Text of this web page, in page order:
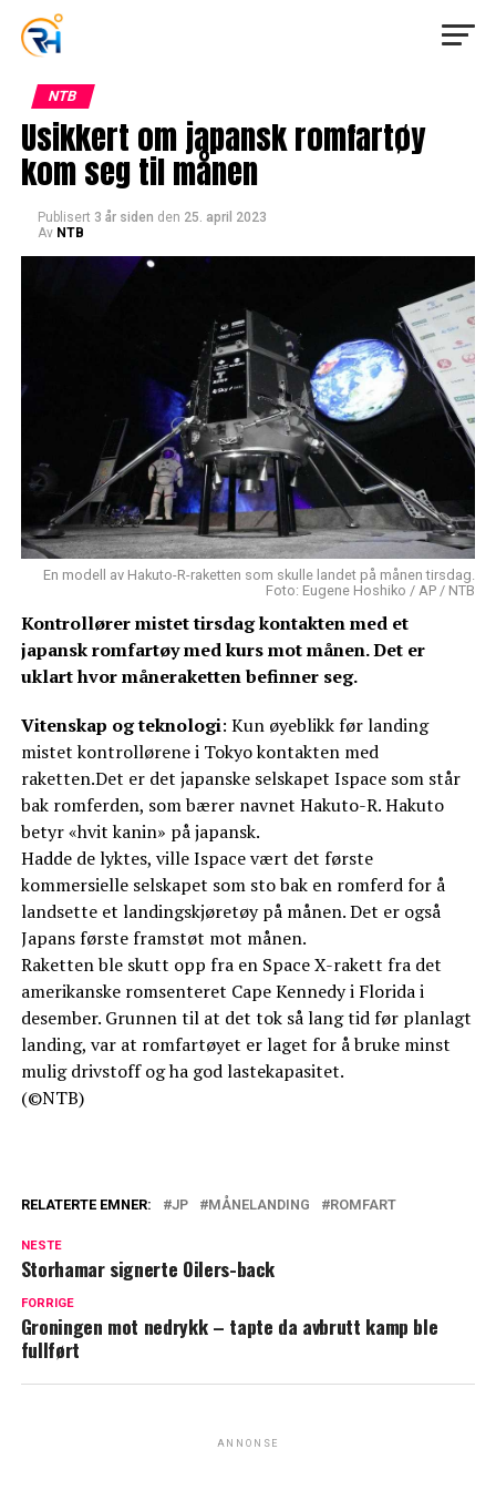
NTB
Usikkert om japansk romfartøy
kom seg til månen
Publisert 3 år siden den 25. april 2023
Av NTB
En modell av Hakuto-R-raketten som skulle landet på månen tirsdag.
Foto: Eugene Hoshiko / AP / NTB
Kontrollører mistet tirsdag kontakten med et
japansk romfartøy med kurs mot månen. Det er
uklart hvor måneraketten befinner seg.
Vitenskap og teknologi: Kun øyeblikk før landing
mistet kontrollørene i Tokyo kontakten med
raketten.Det er det japanske selskapet Ispace som står
bak romferden, som bærer navnet Hakuto-R. Hakuto
betyr «hvit kanin» på japansk.
Hadde de lyktes, ville Ispace vært det første
kommersielle selskapet som sto bak en romferd for å
landsette et landingskjøretøy på månen. Det er også
Japans første framstøt mot månen.
Raketten ble skutt opp fra en Space X-rakett fra det
amerikanske romsenteret Cape Kennedy i Florida i
desember. Grunnen til at det tok så lang tid før planlagt
landing, var at romfartøyet er laget for å bruke minst
mulig drivstoff og ha god lastekapasitet.
(©NTB)
RELATERTE EMNER: JP MÅNELANDING ROMFART
NESTE
Storhamar signerte Oilers-back
FORRIGE
Groningen mot nedrykk – tapte da avbrutt kamp ble
fullført
ANNONSE